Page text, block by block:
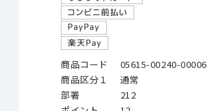
商品コード
05615-00240-00006
商品区分１
通常
部署
212